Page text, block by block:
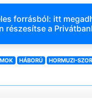
forrásból: itt
részesítse a
HÁBORÚ HORMUZI-